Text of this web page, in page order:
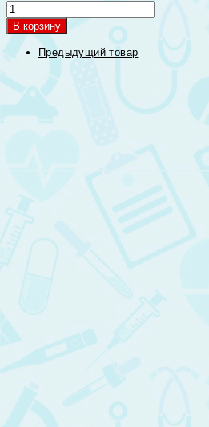
В корзину
Предыдущий товар